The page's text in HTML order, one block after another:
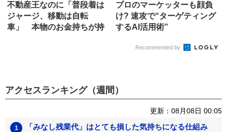
不動産王なのに「普段着は
ジャージ、移動は自転
車」 本物のお金持ちが持
プロのマーケッターも顔負
け? 速攻で“ターゲティング
するAI活用術”
Recommended by
アクセスランキング（週間）
更新：08月08日 00:05
「みなし残業代」はとても損した気持ちになる仕組み